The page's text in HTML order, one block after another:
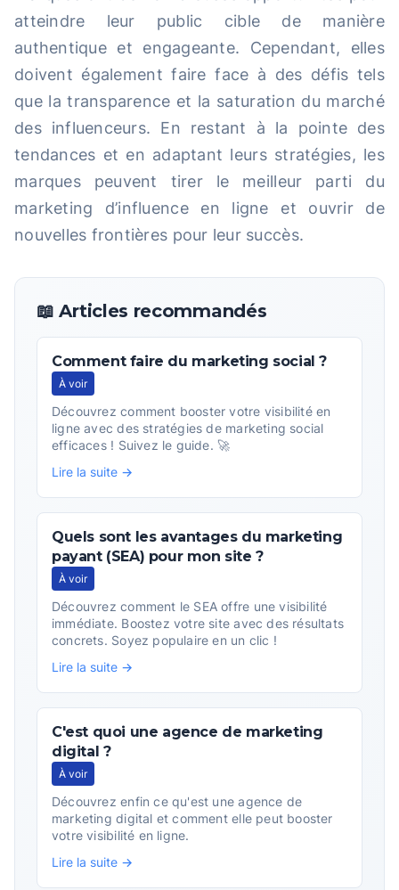
atteindre leur public cible de manière
authentique et engageante. Cependant, elles
doivent également faire face à des défis tels
que la transparence et la saturation du marché
des influenceurs. En restant à la pointe des
tendances et en adaptant leurs stratégies, les
marques peuvent tirer le meilleur parti du
marketing d’influence en ligne et ouvrir de
nouvelles frontières pour leur succès.
📖 Articles recommandés
Comment faire du marketing social ?
À voir
Découvrez comment booster votre visibilité en
ligne avec des stratégies de marketing social
efficaces ! Suivez le guide. 🚀
Lire la suite →
Quels sont les avantages du marketing
payant (SEA) pour mon site ?
À voir
Découvrez comment le SEA offre une visibilité
immédiate. Boostez votre site avec des résultats
concrets. Soyez populaire en un clic !
Lire la suite →
C'est quoi une agence de marketing
digital ?
À voir
Découvrez enfin ce qu'est une agence de
marketing digital et comment elle peut booster
votre visibilité en ligne.
Lire la suite →